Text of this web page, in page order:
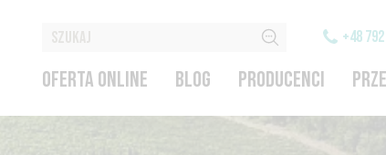
+48
OFERTA ONLINE BLOG PRODUCENCI